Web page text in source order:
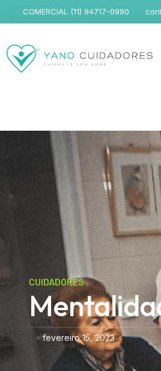
COMERCIAL (11) 94717-0990
CUIDADORES
fevereiro 15, 2023